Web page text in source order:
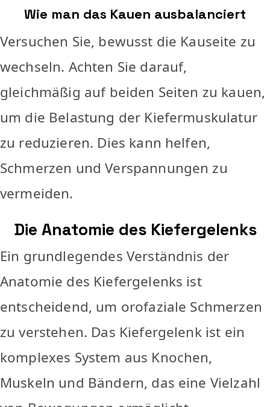
Wie man das Kauen ausbalanciert
Versuchen Sie, bewusst die Kauseite zu
wechseln. Achten Sie darauf,
gleichmäßig auf beiden Seiten zu kauen,
um die Belastung der Kiefermuskulatur
zu reduzieren. Dies kann helfen,
Schmerzen und Verspannungen zu
vermeiden.
Die Anatomie des Kiefergelenks
Ein grundlegendes Verständnis der
Anatomie des Kiefergelenks ist
entscheidend, um orofaziale Schmerzen
zu verstehen. Das Kiefergelenk ist ein
komplexes System aus Knochen,
Muskeln und Bändern, das eine Vielzahl